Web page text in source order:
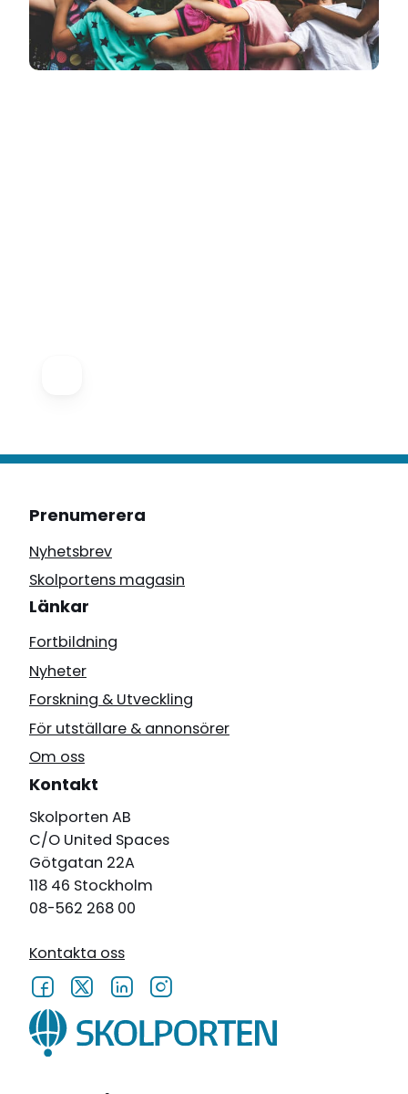
Prenumerera
Nyhetsbrev
Skolportens magasin
Länkar
Fortbildning
Nyheter
Forskning & Utveckling
För utställare & annonsörer
Om oss
Kontakt
Skolporten AB
C/O United Spaces
Götgatan 22A
118 46 Stockholm
08-562 268 00
Kontakta oss